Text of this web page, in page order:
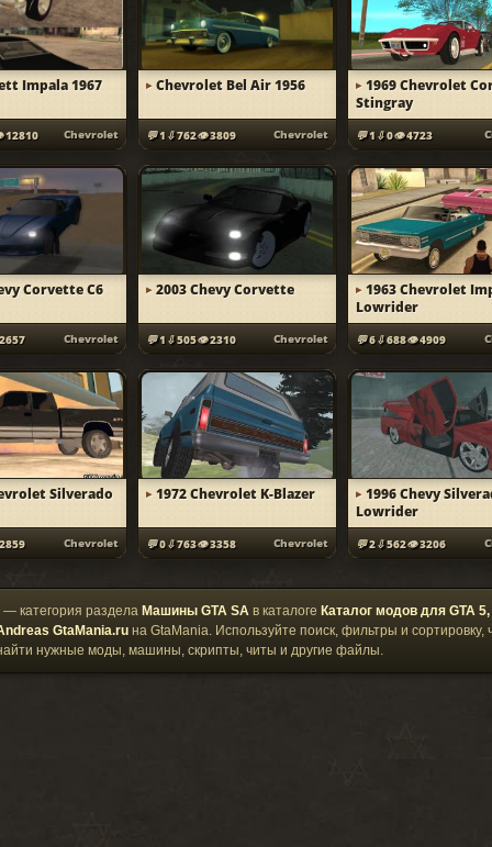
Impala 1967
12810 Chevrolet
Chevrolet Bel Air 1956
1 762 3809 Chevrolet
1969 Chevrolet
Stingray
1 0 4723
Corvette C6
2657 Chevrolet
2003 Chevy Corvette
1 505 2310 Chevrolet
1963 Chevrolet
Lowrider
6 688 4909
Silverado
2859 Chevrolet
1972 Chevrolet K-Blazer
0 763 3358 Chevrolet
1996 Chevy
Lowrider
2 562 3206
— категория раздела Машины GTA SA в каталоге Каталог модов для GTA 5,
GtaMania.ru на GtaMania. Используйте поиск, фильтры и сортировку,
нужные моды, машины, скрипты, читы и другие файлы.